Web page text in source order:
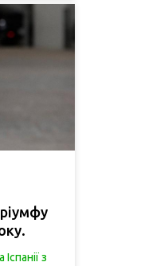
Іспанії з